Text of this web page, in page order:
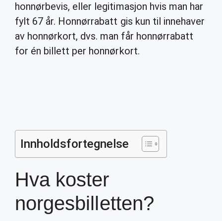
honnørbevis, eller legitimasjon hvis man har
fylt 67 år. Honnørrabatt gis kun til innehaver
av honnørkort, dvs. man får honnørrabatt
for én billett per honnørkort.
Innholdsfortegnelse
Hva koster
norgesbilletten?